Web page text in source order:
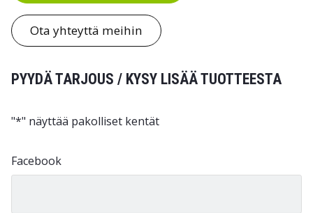
Ota yhteyttä meihin
PYYDÄ TARJOUS / KYSY LISÄÄ TUOTTEESTA
"*" näyttää pakolliset kentät
Facebook